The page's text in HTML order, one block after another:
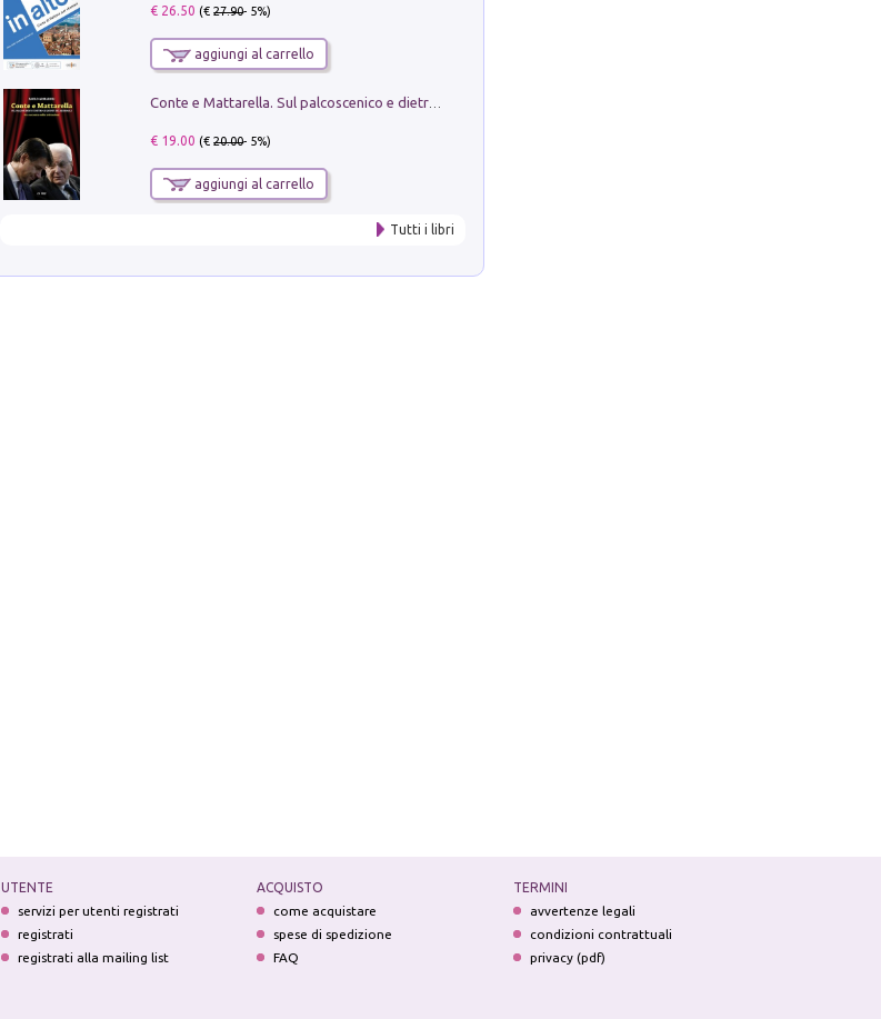
€ 26.50 (€27.90- 5%)
aggiungi al carrello
€ 19.00 (€20.00- 5%)
aggiungi al carrello
Tutti i libri
UTENTE
servizi per utenti registrati
registrati
registrati alla mailing list
ACQUISTO
come acquistare
spese di spedizione
FAQ
TERMINI
avvertenze legali
condizioni contrattuali
privacy (pdf)